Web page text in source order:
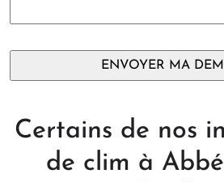
Certains de nos
de clim à